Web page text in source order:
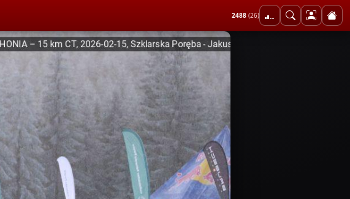
2488 (26)